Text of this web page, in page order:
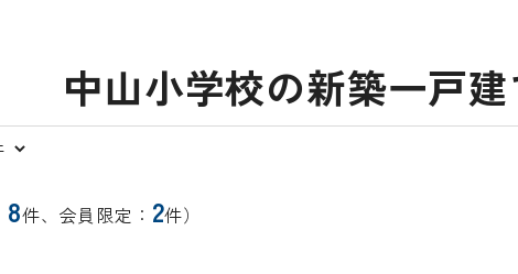
中山小学校の新築一戸建
8件、会員限定： 2件）